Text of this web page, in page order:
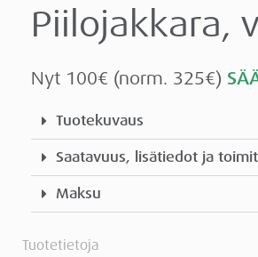
Piilojakkara,
Nyt 100€ (norm. 325€)
Tuotekuvaus
Saatavuus, lisätiedot ja
Maksu
Tuotetietoja